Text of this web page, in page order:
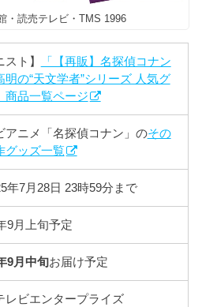
・読売テレビ・TMS 1996
スト】
「【再販】名探偵コナン
明の“天文学者”シリーズ 人気グ
商品一覧ページ
アニメ「名探偵コナン」のその
グッズ一覧
年7月28日 23時59分まで
9月上旬予定
9月中旬お届け予定
レビエンタープライズ